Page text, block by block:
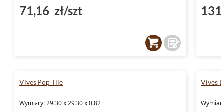
71,16 zł/szt
Vives Pop Tile
Wymiary: 29.30 x 29.30 x 0.82
Vives